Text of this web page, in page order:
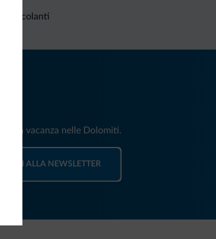
vincolanti
tua vacanza nelle Dolomiti.
ALLA NEWSLETTER